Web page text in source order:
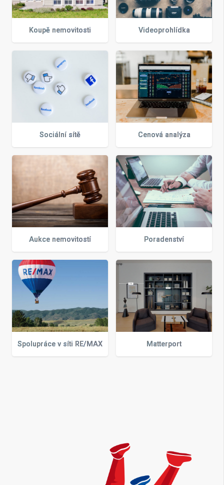
Koupě nemovitosti Videoprohlídka
Sociální sítě Cenová analýza
Aukce nemovitostí Poradenství
Spolupráce v síti RE/MAX Matterport